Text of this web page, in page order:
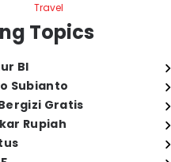
Travel
Topics
BI
Subianto
Gratis
Rupiah